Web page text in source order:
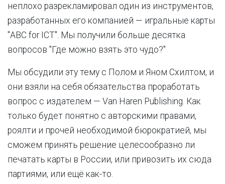
неплохо разрекламировал один из инструментов,
разработанных его компанией — игральные карты
"ABC for ICT". Мы получили больше десятка
вопросов "Где можно взять это чудо?"
Мы обсудили эту тему с Полом и Яном Схилтом, и
они взяли на себя обязательства проработать
вопрос с издателем — Van Haren Publishing. Как
только будет понятно с авторскими правами,
роялти и прочей необходимой бюрократией, мы
сможем принять решение целесообразно ли
печатать карты в России, или привозить их сюда
партиями, или ещё как-то.